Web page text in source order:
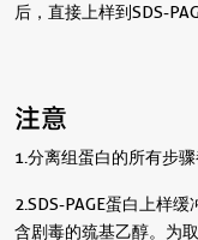
后，直接上样到SDS-
注意
1. 分离组蛋白的所有步
2. SDS-PAGE蛋白上样
含剧毒的巯基乙醇。为